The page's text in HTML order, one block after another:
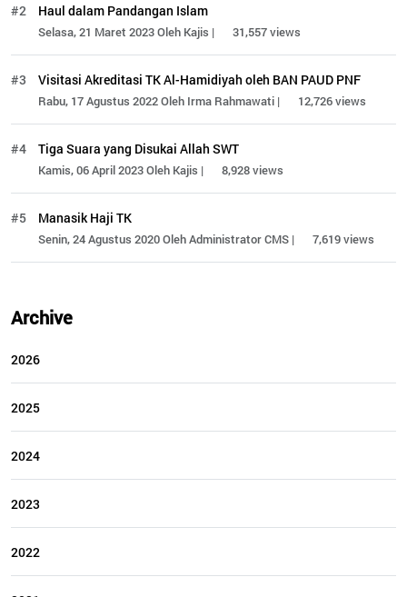
#2 Haul dalam Pandangan Islam
Selasa, 21 Maret 2023 Oleh Kajis | 31,557 views
#3 Visitasi Akreditasi TK Al-Hamidiyah oleh BAN PAUD PNF
Rabu, 17 Agustus 2022 Oleh Irma Rahmawati | 12,726 views
#4 Tiga Suara yang Disukai Allah SWT
Kamis, 06 April 2023 Oleh Kajis | 8,928 views
#5 Manasik Haji TK
Senin, 24 Agustus 2020 Oleh Administrator CMS | 7,619 views
Archive
2026
2025
2024
2023
2022